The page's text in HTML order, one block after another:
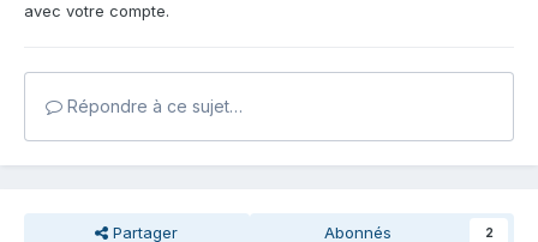
avec votre compte.
Répondre à ce sujet…
Partager Abonnés 2